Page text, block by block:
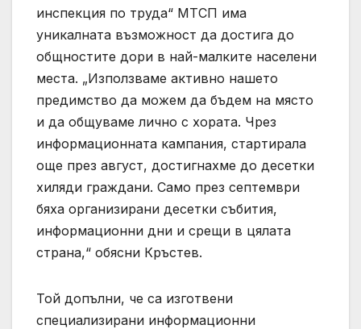
инспекция по труда“ МТСП има
уникалната възможност да достига до
общностите дори в най-малките населени
места. „Използваме активно нашето
предимство да можем да бъдем на място
и да общуваме лично с хората. Чрез
информационната кампания, стартирала
още през август, достигнахме до десетки
хиляди граждани. Само през септември
бяха организирани десетки събития,
информационни дни и срещи в цялата
страна,“ обясни Кръстев.
Той допълни, че са изготвени
специализирани информационни